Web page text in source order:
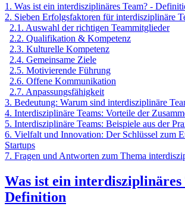
1. Was ist ein interdisziplinäres Team? -
2. Sieben Erfolgsfaktoren für interdisziplinäre
2.1. Auswahl der richtigen Teammitglieder
2.2. Qualifikation & Kompetenz
2.3. Kulturelle Kompetenz
2.4. Gemeinsame Ziele
2.5. Motivierende Führung
2.6. Offene Kommunikation
2.7. Anpassungsfähigkeit
3. Bedeutung: Warum sind interdisziplinäre
4. Interdisziplinäre Teams: Vorteile der
5. Interdisziplinäre Teams: Beispiele aus der
6. Vielfalt und Innovation: Der Schlüssel zum
Startups
7. Fragen und Antworten zum Thema
Was ist ein interdisziplinäres
Definition